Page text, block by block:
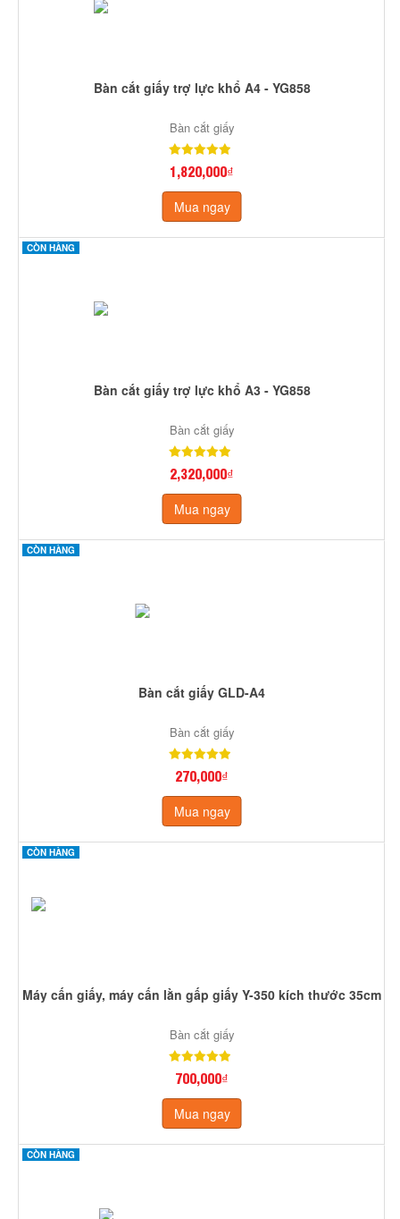
Bàn cắt giấy trợ lực khổ A4 - YG858
Bàn cắt giấy
1,820,000₫
Mua ngay
CÒN HÀNG
Bàn cắt giấy trợ lực khổ A3 - YG858
Bàn cắt giấy
2,320,000₫
Mua ngay
CÒN HÀNG
Bàn cắt giấy GLD-A4
Bàn cắt giấy
270,000₫
Mua ngay
CÒN HÀNG
Máy cấn giấy, máy cấn lằn gấp giấy Y-350 kích thước 35cm
Bàn cắt giấy
700,000₫
Mua ngay
CÒN HÀNG